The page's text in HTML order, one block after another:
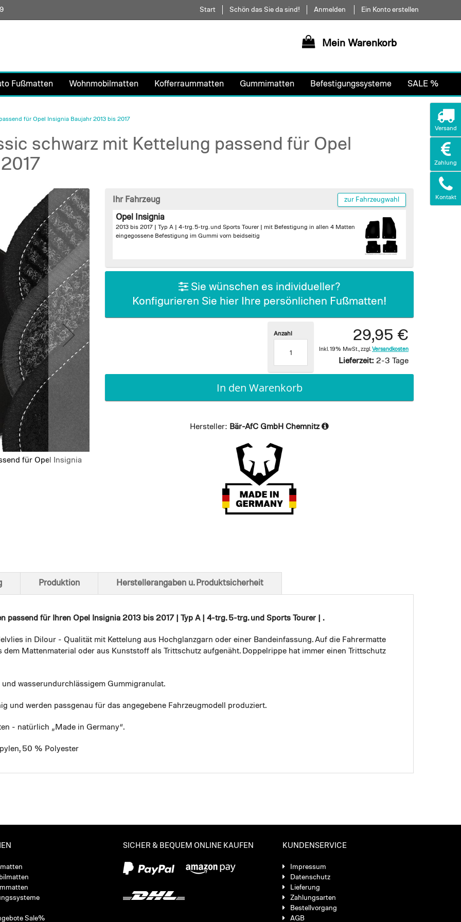
Direkt
zum
Start Schön das Sie da sind! Anmelden Ein Konto erstellen
Mein Warenkorb
Fußmatten Wohnmobilmatten Kofferraummatten Gummimatten Befestigungssysteme SALE %
für Opel Insignia Baujahr 2013 bis 2017
schwarz mit Kettelung passend für Opel
für Opel Insignia
Ansicht von unten
Ihr Fahrzeug zur Fahrzeugwahl
Opel Insignia
2013 bis 2017 | Typ A | 4-trg. 5-trg. und Sports Tourer | mit Befestigung in allen 4 Matten
eingegossene Befestigung im Gummi vorn beidseitig
Sie wünschen es individueller?
Konfigurieren Sie hier Ihre persönlichen Fußmatten!
29,95 €
Inkl. 19% MwSt. zzgl. Versandkosten
Lieferzeit: 2-3 Tage
Anzahl
In den Warenkorb
Hersteller: Bär-AfC GmbH Chemnitz
passend für Ihren Opel Insignia 2013 bis 2017 | Typ A | 4-trg. 5-trg. und Sports Tourer | .
in Dilour - Qualität mit Kettelung aus Hochglanzgarn oder einer Bandeinfassung. Auf die Fahrermatte
Mattenmaterial oder aus Kunststoff als Trittschutz aufgenäht. Doppelrippe hat immer einen Trittschutz
wasserundurchlässigem Gummigranulat.
und werden passgenau für das angegebene Fahrzeugmodell produziert.
- natürlich „Made in Germany“.
50 % Polyester
Produktion Herstellerangaben u. Produktsicherheit
Sale%
SICHER & BEQUEM ONLINE KAUFEN KUNDENSERVICE
Impressum
Datenschutz
Lieferung
Zahlungsarten
Bestellvorgang
AGB
Versand
Zahlung
Kontakt